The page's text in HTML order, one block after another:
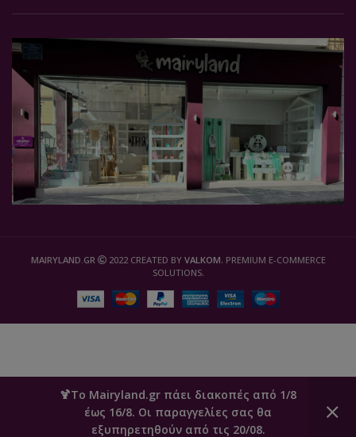
🍹Το Mairyland.gr πάει διακοπές από 1/8
έως 16/8. Οι παραγγελίες σας θα
εξυπηρετηθούν από τις 20/08.
MAIRYLAND.GR 2022 CREATED BY VALKOM. PREMIUM E-COMMERCE
SOLUTIONS.
0